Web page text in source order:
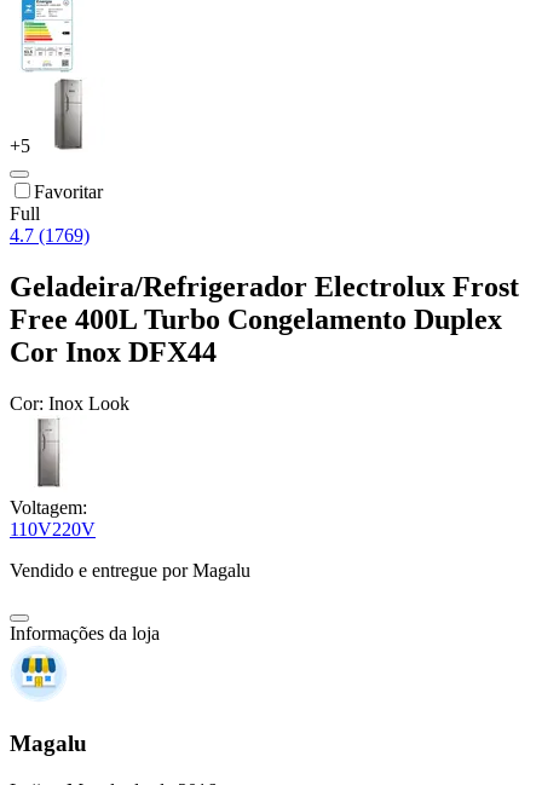
+5
Favoritar
Full
4.7 (1769)
Geladeira/Refrigerador Electrolux Frost
Free 400L Turbo Congelamento Duplex
Cor Inox DFX44
Cor: Inox Look
Voltagem:
110V220V
Vendido e entregue por Magalu
Informações da loja
Magalu